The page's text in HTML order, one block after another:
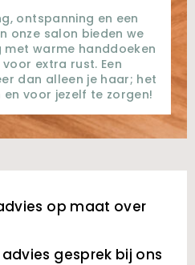
ontspanning en een
onze salon bieden we
met warme handdoeken
extra rust. Een
dan alleen je haar; het
voor jezelf te zorgen!
op maat over
gesprek bij ons